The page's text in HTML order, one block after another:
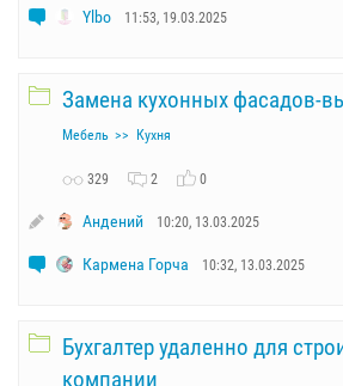
Ylbo 11:53, 19.03.2025
Замена кухонных фасадов-
Мебель Кухня
329 2 0
Андений 10:20, 13.03.2025
Кармена Горча 10:32, 13.03.2025
Бухгалтер удаленно для
компании